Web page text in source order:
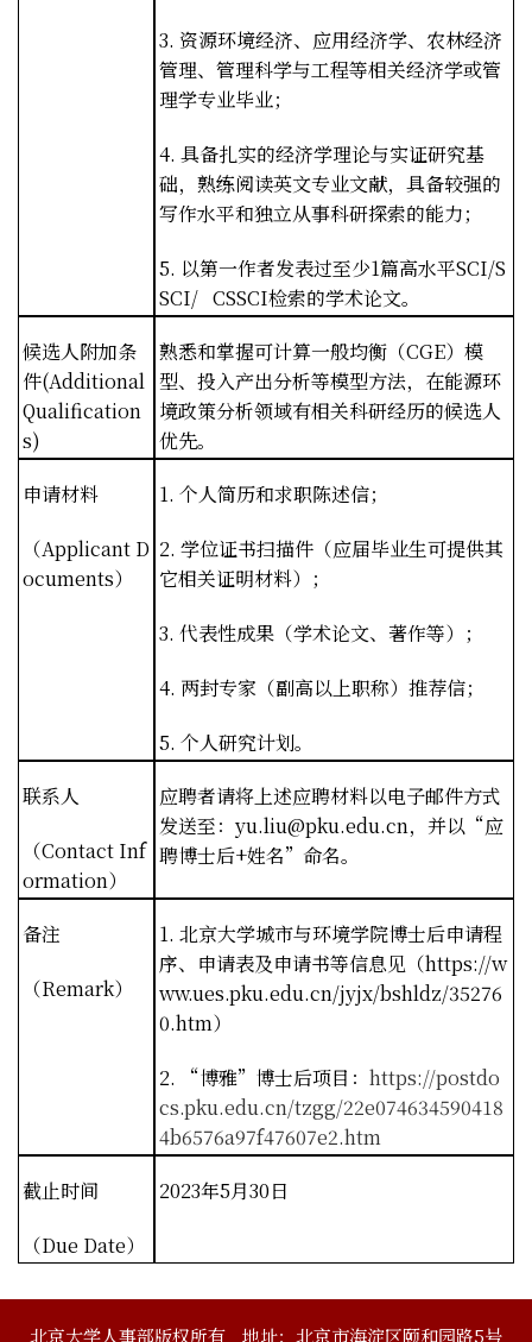
3. 资源环境经济、应用经济学、农林经济
管理、管理科学与工程等相关经济学或管
理学专业毕业；
4. 具备扎实的经济学理论与实证研究基
础，熟练阅读英文专业文献，具备较强的
写作水平和独立从事科研探索的能力；
5. 以第一作者发表过至少1篇高水平SCI/S
SCI/ CSSCI检索的学术论文。
候选人附加条
件(Additional
Qualification
s)
熟悉和掌握可计算一般均衡（CGE）模
型、投入产出分析等模型方法，在能源环
境政策分析领域有相关科研经历的候选人
优先。
申请材料
（Applicant D
ocuments）
1. 个人简历和求职陈述信；
2. 学位证书扫描件（应届毕业生可提供其
它相关证明材料）；
3. 代表性成果（学术论文、著作等）；
4. 两封专家（副高以上职称）推荐信；
5. 个人研究计划。
联系人
（Contact Inf
ormation）
应聘者请将上述应聘材料以电子邮件方式
发送至： yu.liu@pku.edu.cn，并以“应
聘博士后+姓名”命名。
备注
（Remark）
1. 北京大学城市与环境学院博士后申请程
序、申请表及申请书等信息见（https://w
ww.ues.pku.edu.cn/jyjx/bshldz/35276
0.htm）
2.
“博雅”博士后项目： https://postdo
cs.pku.edu.cn/tzgg/22e074634590418
4b6576a97f47607e2.htm
截止时间
（Due Date）
2023年5月30日
北京大学人事部版权所有 地址：北京市海淀区颐和园路5号